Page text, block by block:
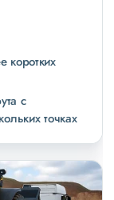
коротких
с
точках